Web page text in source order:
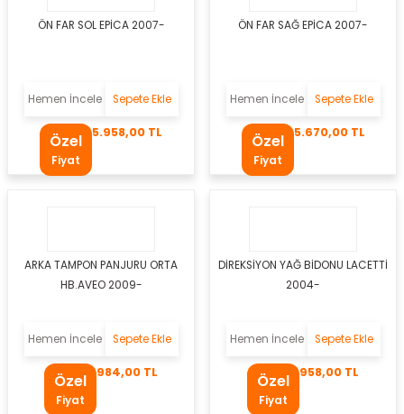
ÖN FAR SOL EPİCA 2007-
Hemen İncele Sepete Ekle
Özel
Fiyat
5.958,00 TL
ÖN FAR SAĞ EPİCA 2007-
Hemen İncele Sepete Ekle
Özel
Fiyat
5.670,00 TL
ARKA TAMPON PANJURU ORTA
HB.AVEO 2009-
Hemen İncele Sepete Ekle
Özel
Fiyat
984,00 TL
DİREKSİYON YAĞ BİDONU LACETTİ
2004-
Hemen İncele Sepete Ekle
Özel
Fiyat
958,00 TL